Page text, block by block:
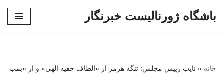
باشگاه ژورنالیست خبرنگار
خانه » نایب رییس مجلس: تنگه هرمز از «الطاف خفیه الهی» و از «بمب